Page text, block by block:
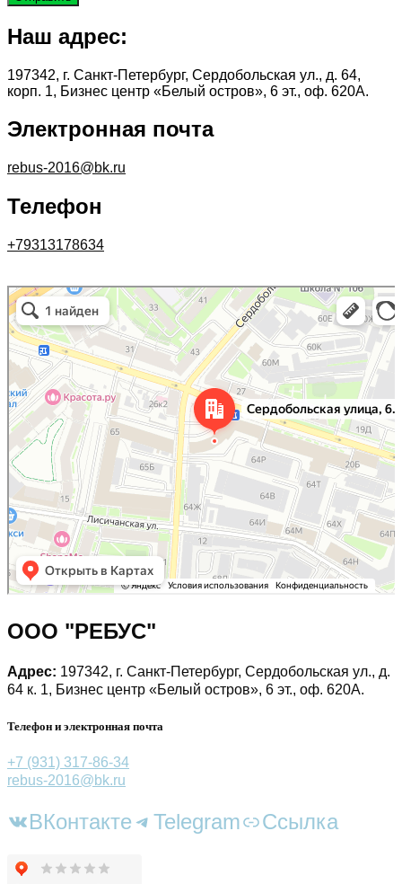
Наш адрес:
197342, г. Санкт-Петербург, Сердобольская ул., д. 64,
корп. 1, Бизнес центр «Белый остров», 6 эт., оф. 620А.
Электронная почта
rebus-2016@bk.ru
Телефон
+79313178634
197342, г. Санкт-Петербург, Сердобольская ул., д. 64 к. 1, Бизнес центр
«Белый остров», 6 эт., оф. 620А. в Санкт‑Петербурге
Санкт‑Петербург
ООО "РЕБУС"
Адрес: 197342, г. Санкт-Петербург, Сердобольская ул., д.
64 к. 1, Бизнес центр «Белый остров», 6 эт., оф. 620А.
Телефон и электронная почта
+7 (931) 317-86-34
rebus-2016@bk.ru
ВКонтакте Telegram Ссылка